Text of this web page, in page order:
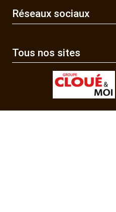
Réseaux sociaux
Tous nos sites